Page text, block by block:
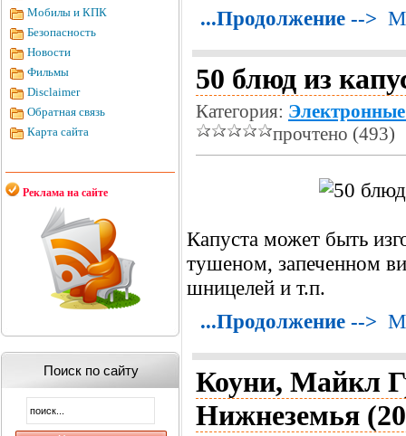
Мобилы и КПК
Безопасность
Новости
Фильмы
Disclaimer
Обратная связь
Карта сайта
Реклама на сайте
Поиск по сайту
...Продолжение -->
50 блюд из
Категория:
прочтено (493)
Капуста может быть
тушеном, запеченном
шницелей и т.п.
...Продолжение -->
Коуни, Майкл
Нижнеземья